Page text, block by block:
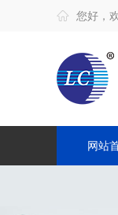
您好，
网站